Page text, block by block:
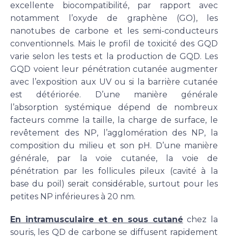
excellente biocompatibilité, par rapport avec
notamment l’oxyde de graphène (GO), les
nanotubes de carbone et les semi-conducteurs
conventionnels. Mais le profil de toxicité des GQD
varie selon les tests et la production de GQD. Les
GQD voient leur pénétration cutanée augmenter
avec l’exposition aux UV ou si la barrière cutanée
est détériorée. D’une manière générale
l’absorption systémique dépend de nombreux
facteurs comme la taille, la charge de surface, le
revêtement des NP, l’agglomération des NP, la
composition du milieu et son pH. D’une manière
générale, par la voie cutanée, la voie de
pénétration par les follicules pileux (cavité à la
base du poil) serait considérable, surtout pour les
petites NP inférieures à 20 nm.
En intramusculaire et en sous cutané chez la
souris, les QD de carbone se diffusent rapidement